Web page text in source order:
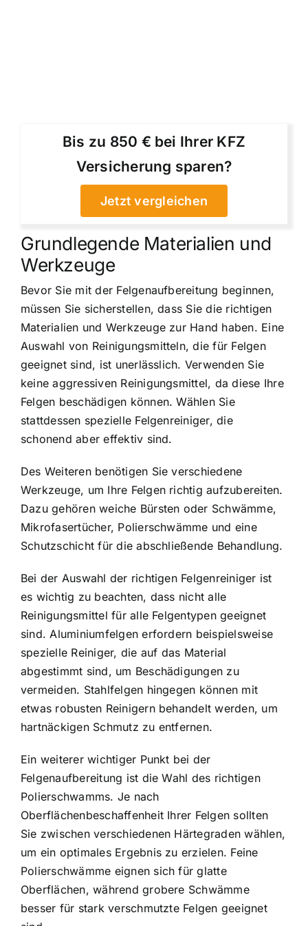
Bis zu 850 € bei Ihrer KFZ
Versicherung sparen?
Jetzt vergleichen
Grundlegende Materialien und
Werkzeuge
Bevor Sie mit der Felgenaufbereitung beginnen,
müssen Sie sicherstellen, dass Sie die richtigen
Materialien und Werkzeuge zur Hand haben. Eine
Auswahl von Reinigungsmitteln, die für Felgen
geeignet sind, ist unerlässlich. Verwenden Sie
keine aggressiven Reinigungsmittel, da diese Ihre
Felgen beschädigen können. Wählen Sie
stattdessen spezielle Felgenreiniger, die
schonend aber effektiv sind.
Des Weiteren benötigen Sie verschiedene
Werkzeuge, um Ihre Felgen richtig aufzubereiten.
Dazu gehören weiche Bürsten oder Schwämme,
Mikrofasertücher, Polierschwämme und eine
Schutzschicht für die abschließende Behandlung.
Bei der Auswahl der richtigen Felgenreiniger ist
es wichtig zu beachten, dass nicht alle
Reinigungsmittel für alle Felgentypen geeignet
sind. Aluminiumfelgen erfordern beispielsweise
spezielle Reiniger, die auf das Material
abgestimmt sind, um Beschädigungen zu
vermeiden. Stahlfelgen hingegen können mit
etwas robusten Reinigern behandelt werden, um
hartnäckigen Schmutz zu entfernen.
Ein weiterer wichtiger Punkt bei der
Felgenaufbereitung ist die Wahl des richtigen
Polierschwamms. Je nach
Oberflächenbeschaffenheit Ihrer Felgen sollten
Sie zwischen verschiedenen Härtegraden wählen,
um ein optimales Ergebnis zu erzielen. Feine
Polierschwämme eignen sich für glatte
Oberflächen, während grobere Schwämme
besser für stark verschmutzte Felgen geeignet